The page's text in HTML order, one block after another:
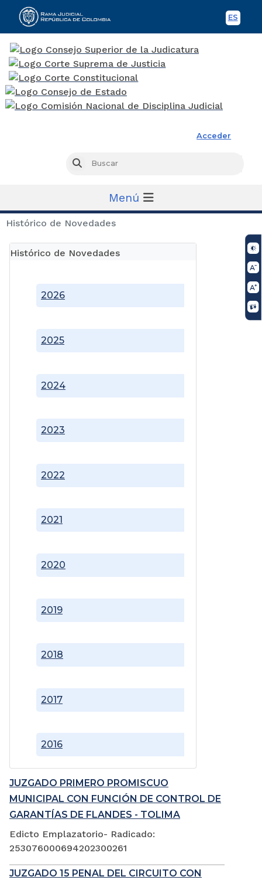
ES
Acceder
Buscar
Menú
Histórico de Novedades
Histórico de Novedades
2016
2017
2018
2019
2020
2021
2022
2023
2024
2025
2026
JUZGADO PRIMERO PROMISCUO
MUNICIPAL CON FUNCIÓN DE CONTROL DE
GARANTÍAS DE FLANDES - TOLIMA
Edicto Emplazatorio- Radicado:
253076000694202300261
JUZGADO 15 PENAL DEL CIRCUITO CON